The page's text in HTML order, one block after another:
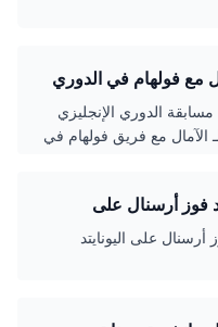
مع فولهام في الدوري
الدوري الإنجليزي
الآمال مع فريق فولهام في
فوز أرسنال على
على اليونايتد